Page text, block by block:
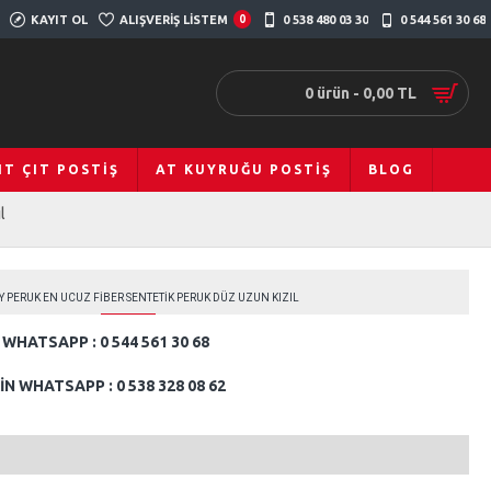
KAYIT OL ALIŞVERIŞ LISTEM 0 0 538 480 03 30 0 544 561 30 68
0 ürün - 0,00 TL
ÇIT POSTIŞ AT KUYRUĞU POSTIŞ BLOG
PERUK EN UCUZ FIBER SENTETIK PERUK DÜZ UZUN KIZIL
WHATSAPP : 0 544 561 30 68
WHATSAPP : 0 538 328 08 62